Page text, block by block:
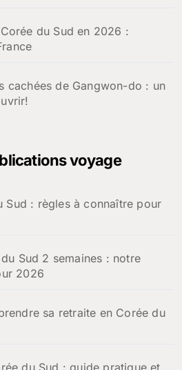
du Sud en 2026 :
cachées de Gangwon-do : un
voyage
Sud : règles à connaître pour
Sud 2 semaines : notre
2026
sa retraite en Corée du